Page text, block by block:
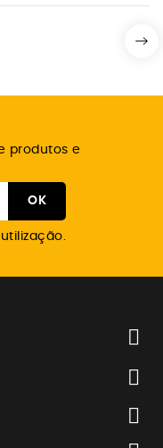
produtos e


